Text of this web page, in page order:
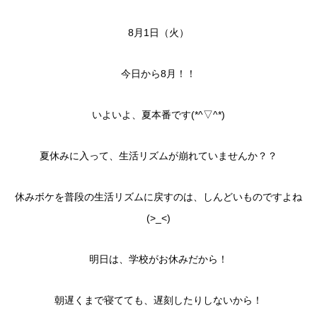
8月1日（火）
今日から8月！！
いよいよ、夏本番です(*^▽^*)
夏休みに入って、生活リズムが崩れていませんか？？
休みボケを普段の生活リズムに戻すのは、しんどいものですよね
(>_<)
明日は、学校がお休みだから！
朝遅くまで寝てても、遅刻したりしないから！